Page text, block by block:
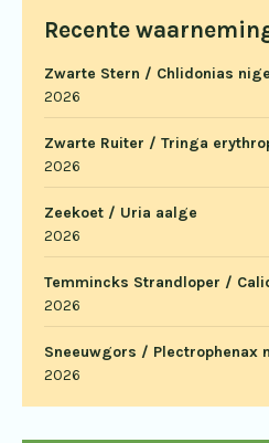
Recente
Zwarte Stern / Chlidonias
2026
Zwarte Ruiter / Tringa
2026
Zeekoet / Uria aalge
2026
Temmincks Strandloper /
2026
Sneeuwgors / Plectrophenax
2026